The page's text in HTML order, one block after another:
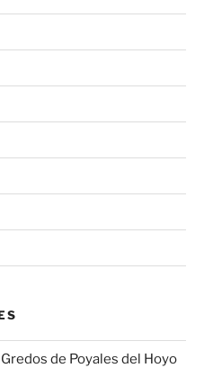
de Poyales del Hoyo